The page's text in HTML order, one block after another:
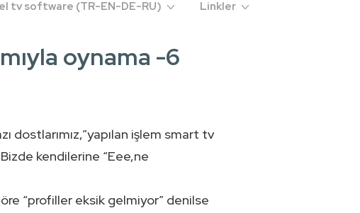
tv software (TR-EN-DE-RU) Linkler
oynama -6
dostlarımız,”yapılan işlem smart tv
kendilerine “Eee,ne
“profiller eksik gelmiyor” denilse